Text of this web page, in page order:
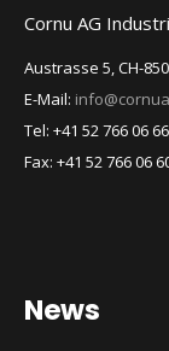
Cornu AG
Austrasse 5, CH-
E-Mail:
Tel: +41 52 766 06 66
Fax: +41 52 766 06
News